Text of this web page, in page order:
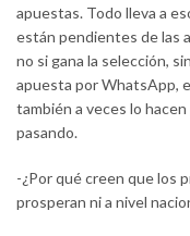
apuestas. Todo lleva a
están pendientes de las
no si gana la selección,
apuesta por WhatsApp,
también a veces lo
pasando.
-¿Por qué creen que los
prosperan ni a nivel